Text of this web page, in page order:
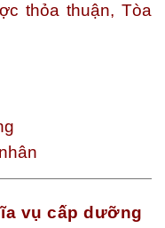
thỏa thuận, Tòa
vụ cấp dưỡng